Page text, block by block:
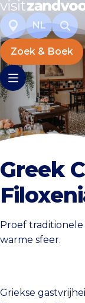
NL
Zoek & Boek
Greek
Proef
warme sfeer.
Griekse